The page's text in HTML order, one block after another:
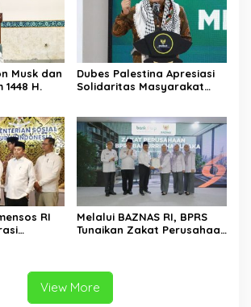
Musk dan
H.
Dubes Palestina Apresiasi
Solidaritas Masyarakat
RI
Melalui BAZNAS RI, BPRS
Tunaikan Zakat Perusahaan
View More